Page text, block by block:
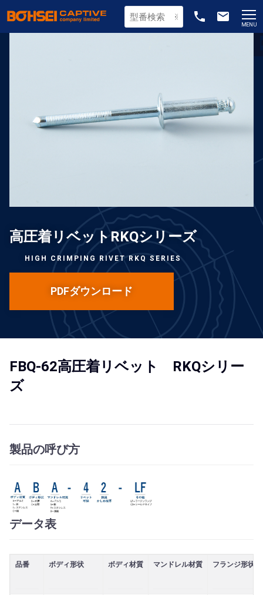
phone email
MENU
高圧着リベットRKQシリーズ
HIGH CRIMPING RIVET RKQ SERIES
PDFダウンロード
FBQ-62高圧着リベット RKQシリー
ズ
製品の呼び方
データ表
品番 ボディ形状 ボディ材質 マンドレル材質 フランジ形状